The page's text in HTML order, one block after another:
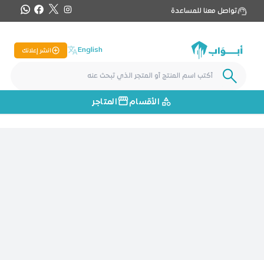
تواصل معنا للمساعدة
English انشر إعلانك
الأقسام المتاجر